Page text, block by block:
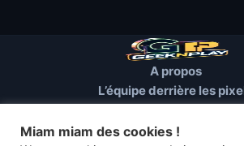
A propos
L’équipe derrière les
Mentions Légales
Miam miam des cookies !